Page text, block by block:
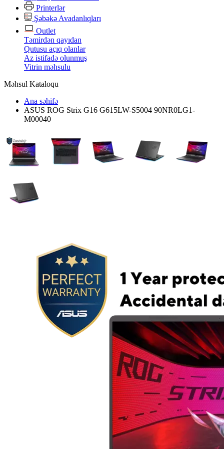
Printerlər
Şəbəkə Avadanlıqları
Outlet
Təmirdən qayıdan
Qutusu açıq olanlar
Az istifadə olunmuş
Vitrin məhsulu
Məhsul Kataloqu
Ana səhifə
ASUS ROG Strix G16 G615LW-S5004 90NR0LG1-
M00040